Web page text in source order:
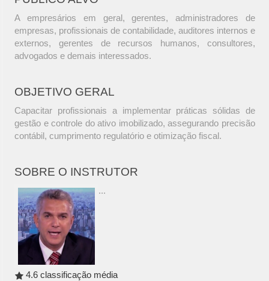
A empresários em geral, gerentes, administradores de
empresas, profissionais de contabilidade, auditores internos e
externos, gerentes de recursos humanos, consultores,
advogados e demais interessados.
OBJETIVO GERAL
Capacitar profissionais a implementar práticas sólidas de
gestão e controle do ativo imobilizado, assegurando precisão
contábil, cumprimento regulatório e otimização fiscal.
SOBRE O INSTRUTOR
...
4.6 classificação média